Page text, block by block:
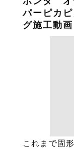
パーピカ
グ施工動画
これまで固